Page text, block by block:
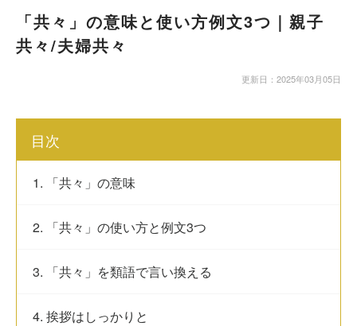
「共々」の意味と使い方例文3つ｜親子
共々/夫婦共々
更新日：2025年03月05日
目次
1. 「共々」の意味
2. 「共々」の使い方と例文3つ
3. 「共々」を類語で言い換える
4. 挨拶はしっかりと